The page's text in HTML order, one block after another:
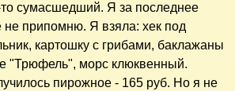
сумасшедший. Я за последнее
не припомню. Я взяла: хек под
картошку с грибами, баклажаны
"Трюфель", морс клюквенный.
пирожное - 165 руб. Но я не